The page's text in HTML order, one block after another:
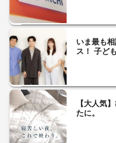
いま最も
ス！ 子ど
【大人気
たに。